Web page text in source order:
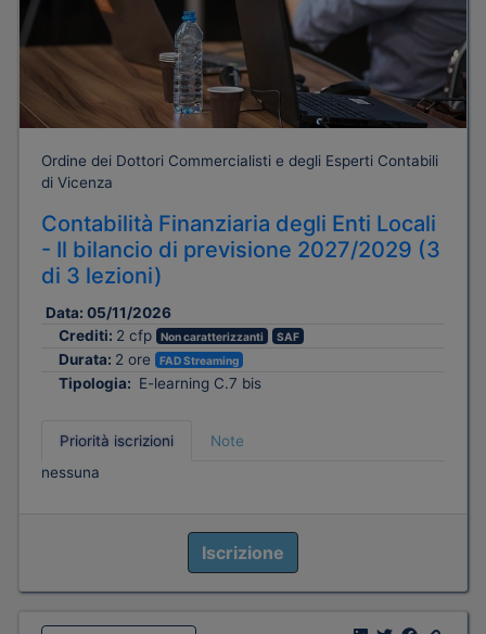
Ordine dei Dottori Commercialisti e degli Esperti Contabili
di Vicenza
Contabilità Finanziaria degli Enti Locali
- Il bilancio di previsione 2027/2029 (3
di 3 lezioni)
Data: 05/11/2026
Crediti: 2 cfp Non caratterizzanti SAF
Durata: 2 ore FAD Streaming
Tipologia: E-learning C.7 bis
Priorità iscrizioni
Note
nessuna
Iscrizione